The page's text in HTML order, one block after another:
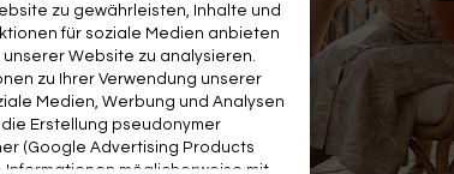
Esprit Teppich 170x240 Lila Muster
zu gewährleisten, Inhalte und
für soziale Medien anbieten
Website zu analysieren.
zu Ihrer Verwendung unserer
Medien, Werbung und Analysen
Erstellung pseudonymer
(Google Advertising Products
möglicherweise mit